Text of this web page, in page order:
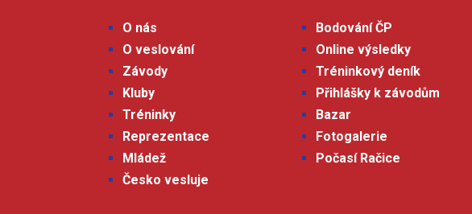
O nás
O veslování
Závody
Kluby
Tréninky
Reprezentace
Mládež
Česko vesluje
Bodování ČP
Online výsledky
Tréninkový deník
Přihlášky k závodům
Bazar
Fotogalerie
Počasí Račice